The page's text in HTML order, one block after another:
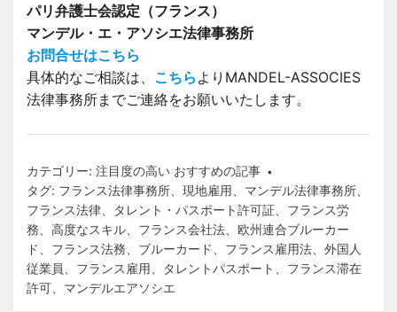
パリ弁護士会認定（フランス）
マンデル・エ・アソシエ法律事務所
お問合せはこちら
具体的なご相談は、 こちら よりMANDEL-ASSOCIES
法律事務所までご連絡をお願いいたします。
カテゴリー: 注目度の高い おすすめの記事
タグ: フランス法律事務所 現地雇用 マンデル法律事務所
フランス法律
タレント・パスポート許可証
フランス労
務
高度なスキル フランス会社法
欧州連合ブルーカー
ド
フランス法務 ブルーカード フランス雇用法
外国人
従業員
フランス雇用 タレントパスポート
フランス滞在
許可
マンデルエアソシエ